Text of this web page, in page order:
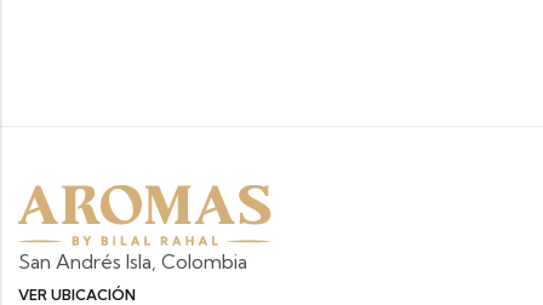
San Andrés Isla, Colombia
VER UBICACIÓN